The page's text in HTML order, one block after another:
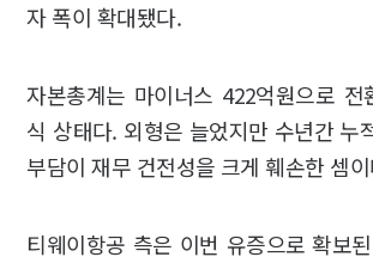
자 폭이 확대됐다.
자본총계는 마이너스 422억원으로 전
식 상태다. 외형은 늘었지만 수년간 누
부담이 재무 건전성을 크게 훼손한 셈
티웨이항공 측은 이번 유증으로 확보